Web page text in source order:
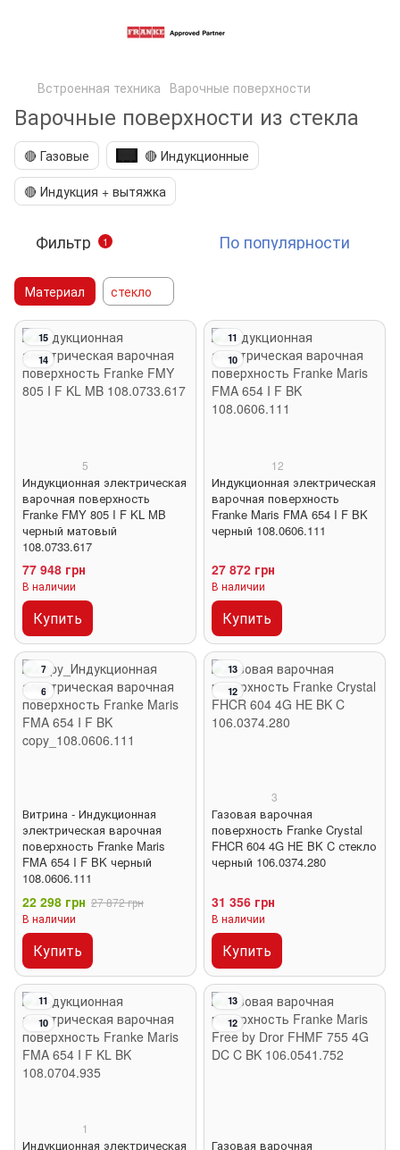
Встроенная техника Варочные поверхности
Варочные поверхности из стекла
🔴 Газовые
🔴 Индукционные
🔴 Индукция + вытяжка
Фильтр 1 По популярности
Материал стекло
15
14
5
Индукционная электрическая
варочная поверхность
Franke FMY 805 I F KL MB
черный матовый
108.0733.617
77 948 грн
В наличии
Купить
11
10
12
Индукционная электрическая
варочная поверхность
Franke Maris FMA 654 I F BK
черный 108.0606.111
27 872 грн
В наличии
Купить
7
6
Витрина - Индукционная
электрическая варочная
поверхность Franke Maris
FMA 654 I F BK черный
108.0606.111
22 298 грн 27 872 грн
В наличии
Купить
13
12
3
Газовая варочная
поверхность Franke Crystal
FHCR 604 4G HE BK C стекло
черный 106.0374.280
31 356 грн
В наличии
Купить
11
10
1
Индукционная электрическая
13
12
Газовая варочная